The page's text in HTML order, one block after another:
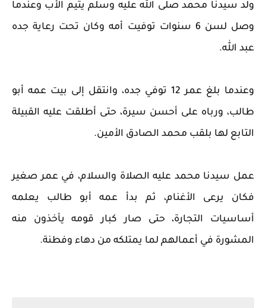
ولد سيدنا محمد صلى الله عليه وسلم يتيم الأب وعندما
وصل لسن 6 سنوات توفيت أمه وكان تحت رعاية جده
عبد الله.
وعندما بلغ عمر 12 توفي جده، وانتقل إلى بيت عمه أبو
طالب، ورباه على أحسن سيرة، حتى أطلقت عليه القبيلة
التابع لها بلقب محمد الصادق الأمين.
عمل سيدنا محمد عليه الصلاة والسلام، في عمر صغير
فكان يرعى الأغنام، ثم بدأ عمه أبو طالب يعلمه
أساسيات التجارة، حتى صار كبار قومه يأخذون منه
المشورة في أعمالهم لما يمتلكه من دهاء وفطنة.